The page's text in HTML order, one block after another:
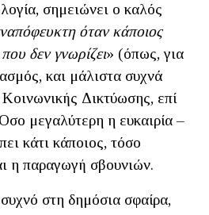
σημειώνει ο καλός
όταν κάποιος
δεν γνωρίζει» (όπως, για
και μάλιστα συχνά
Δικτύωσης, επί
μεγαλύτερη η ευκαιρία –
κάτι κάποιος, τόσο
η παραγωγή σβουνιών.
στη δημόσια σφαίρα,